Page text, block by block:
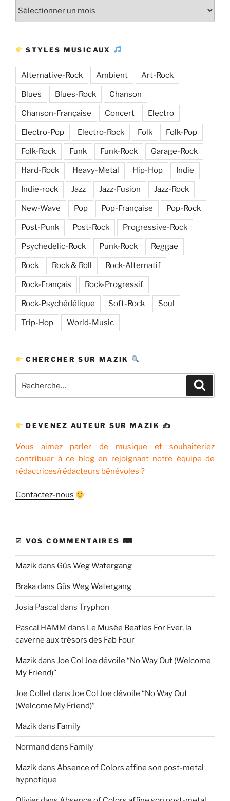
STYLES MUSICAUX
Alternative-Rock Ambient Art-Rock
Blues Blues-Rock Chanson
Chanson-Française Concert Electro
Electro-Pop Electro-Rock Folk Folk-Pop
Folk-Rock Funk Funk-Rock Garage-Rock
Hard-Rock Heavy-Metal Hip-Hop Indie
Indie-rock Jazz Jazz-Fusion Jazz-Rock
New-Wave Pop Pop-Française Pop-Rock
Post-Punk Post-Rock Progressive-Rock
Psychedelic-Rock Punk-Rock Reggae
Rock Rock & Roll Rock-Alternatif
Rock-Français Rock-Progressif
Rock-Psychédélique Soft-Rock Soul
Trip-Hop World-Music
CHERCHER SUR MAZIK
pour
DEVENEZ AUTEUR SUR MAZIK ✍
Vous aimez parler de musique et souhaiteriez
contribuer à ce blog en rejoignant notre équipe de
rédactrices/rédacteurs bénévoles ?
Contactez-nous
☑ VOS COMMENTAIRES ⌨
Mazikdans Güs Weg Watergang
Brakadans Güs Weg Watergang
Josia Pascal dans Tryphon
Pascal HAMM dans Le Musée Beatles For Ever, la
caverne aux trésors des Fab Four
Mazikdans Joe Col Joe dévoile “No Way Out (Welcome
My Friend)”
Joe Colletdans Joe Col Joe dévoile “No Way Out
(Welcome My Friend)”
Mazikdans Family
Normand dans Family
Mazikdans Absence of Colors affine son post-metal
hypnotique